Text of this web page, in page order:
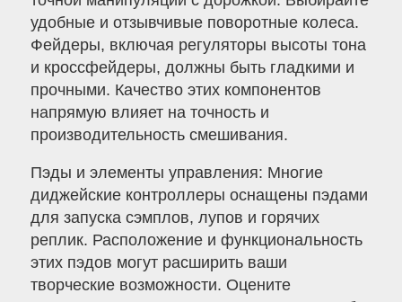
удобные и отзывчивые поворотные колеса.
Фейдеры, включая регуляторы высоты тона
и кроссфейдеры, должны быть гладкими и
прочными. Качество этих компонентов
напрямую влияет на точность и
производительность смешивания.
Пэды и элементы управления: Многие
диджейские контроллеры оснащены пэдами
для запуска сэмплов, лупов и горячих
реплик. Расположение и функциональность
этих пэдов могут расширить ваши
творческие возможности. Оцените